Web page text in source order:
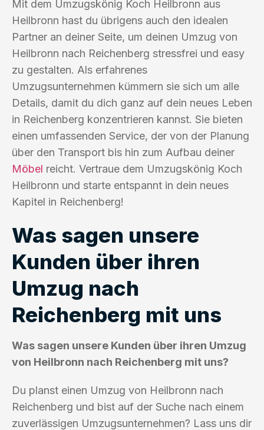
Mit dem Umzugskönig Koch Heilbronn aus
Heilbronn hast du übrigens auch den idealen
Partner an deiner Seite, um deinen Umzug von
Heilbronn nach Reichenberg stressfrei und easy
zu gestalten. Als erfahrenes
Umzugsunternehmen kümmern sie sich um alle
Details, damit du dich ganz auf dein neues Leben
in Reichenberg konzentrieren kannst. Sie bieten
einen umfassenden Service, der von der Planung
über den Transport bis hin zum Aufbau deiner
Möbel reicht. Vertraue dem Umzugskönig Koch
Heilbronn und starte entspannt in dein neues
Kapitel in Reichenberg!
Was sagen unsere
Kunden über ihren
Umzug nach
Reichenberg mit uns
Was sagen unsere Kunden über ihren Umzug
von Heilbronn nach Reichenberg mit uns?
Du planst einen Umzug von Heilbronn nach
Reichenberg und bist auf der Suche nach einem
zuverlässigen Umzugsunternehmen? Lass uns dir